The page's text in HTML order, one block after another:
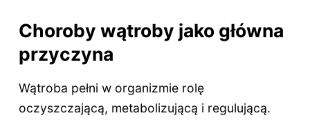
Choroby wątroby jako główna
przyczyna
Wątroba pełni w organizmie rolę
oczyszczającą, metabolizującą i regulującą.